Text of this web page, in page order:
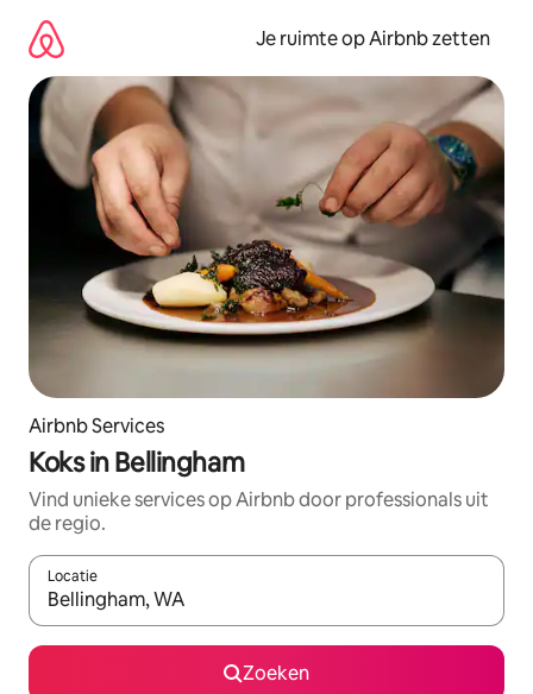
direct
naar
inhoud
Je ruimte op Airbnb zetten
Airbnb Services
Koks in Bellingham
Vind unieke services op Airbnb door professionals uit
de regio.
Locatie
Wanneer er suggesties beschikbaar zijn, maak je een keuze
Zoeken